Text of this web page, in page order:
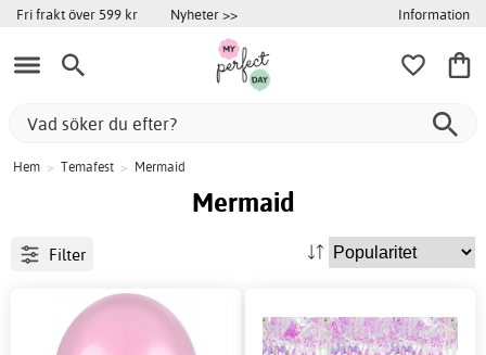
Fri frakt över 599 kr Nyheter >> Information
Hem > Temafest > Mermaid
Mermaid
Filter